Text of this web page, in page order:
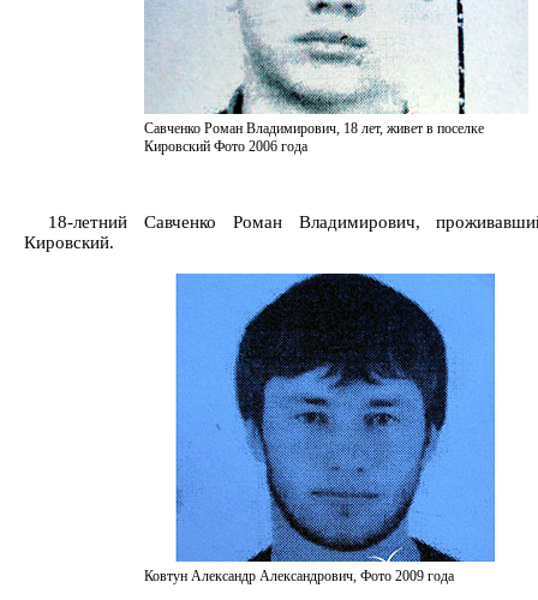
Савченко Роман Владимирович, 18 лет, живет в поселке
Кировский Фото 2006 года
18-летний Савченко Роман Владимирович,
Кировский.
Ковтун Александр Александрович, Фото 2009 года